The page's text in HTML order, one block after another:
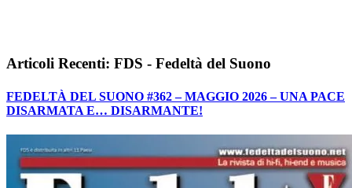
Articoli Recenti: FDS - Fedeltà del Suono
FEDELTÀ DEL SUONO #362 – MAGGIO 2026 – UNA PACE
DISARMATA E… DISARMANTE!